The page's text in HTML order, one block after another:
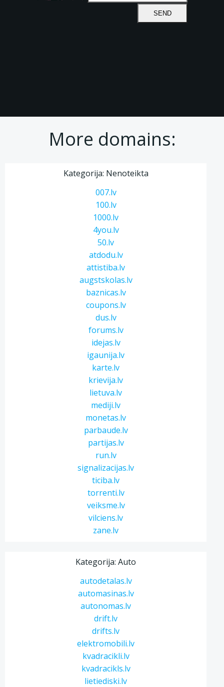
More domains:
Kategorija: Nenoteikta
007.lv
100.lv
1000.lv
4you.lv
50.lv
atdodu.lv
attistiba.lv
augstskolas.lv
baznicas.lv
coupons.lv
dus.lv
forums.lv
idejas.lv
igaunija.lv
karte.lv
krievija.lv
lietuva.lv
mediji.lv
monetas.lv
parbaude.lv
partijas.lv
run.lv
signalizacijas.lv
ticiba.lv
torrenti.lv
veiksme.lv
vilciens.lv
zane.lv
Kategorija: Auto
autodetalas.lv
automasinas.lv
autonomas.lv
drift.lv
drifts.lv
elektromobili.lv
kvadracikli.lv
kvadracikls.lv
lietiediski.lv